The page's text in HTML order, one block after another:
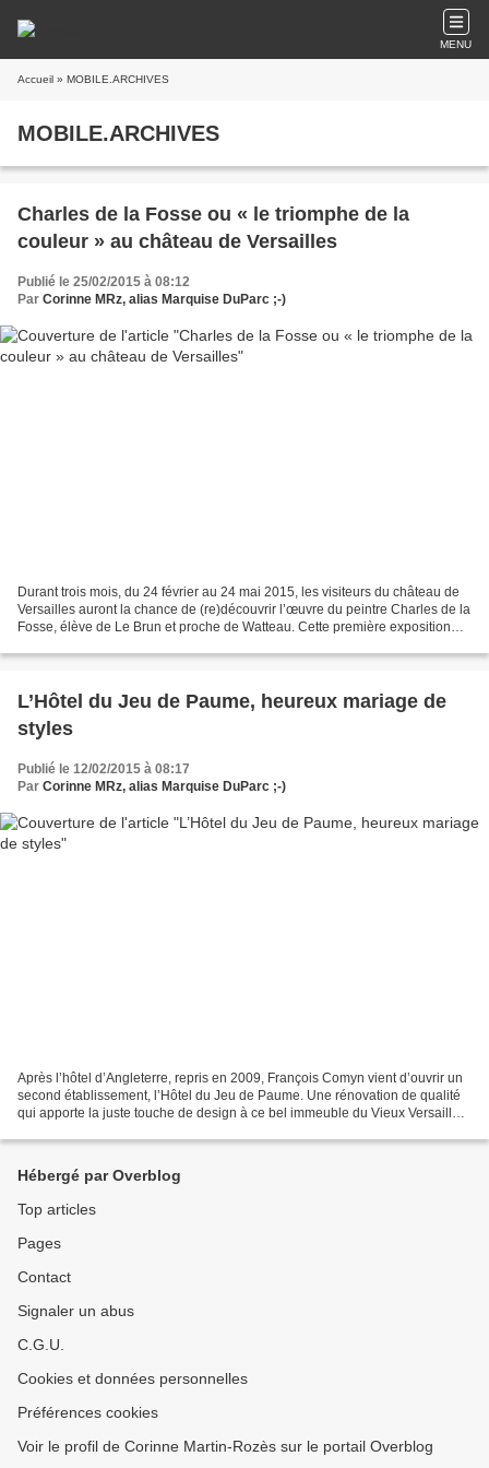
MENU
Accueil » MOBILE.ARCHIVES
MOBILE.ARCHIVES
Charles de la Fosse ou « le triomphe de la
couleur » au château de Versailles
Publié le 25/02/2015 à 08:12
Par Corinne MRz, alias Marquise DuParc ;-)
Durant trois mois, du 24 février au 24 mai 2015, les visiteurs du château de
Versailles auront la chance de (re)découvrir l’œuvre du peintre Charles de la
Fosse, élève de Le Brun et proche de Watteau. Cette première exposition
L’Hôtel du Jeu de Paume, heureux mariage de
styles
Publié le 12/02/2015 à 08:17
Par Corinne MRz, alias Marquise DuParc ;-)
Après l’hôtel d’Angleterre, repris en 2009, François Comyn vient d’ouvrir un
second établissement, l’Hôtel du Jeu de Paume. Une rénovation de qualité
qui apporte la juste touche de design à ce bel immeuble du Vieux Versailles.
Hébergé par Overblog
Top articles
Pages
Contact
Signaler un abus
C.G.U.
Cookies et données personnelles
Préférences cookies
Voir le profil de Corinne Martin-Rozès sur le portail Overblog